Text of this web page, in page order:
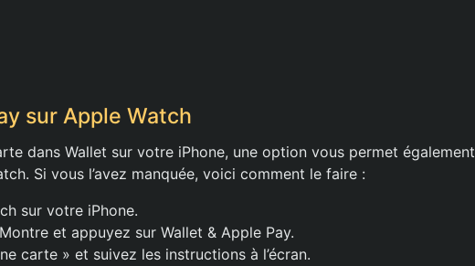
sur Apple Watch
dans Wallet sur votre iPhone, une option vous permet également
Si vous l’avez manquée, voici comment le faire :
sur votre iPhone.
et appuyez sur Wallet & Apple Pay.
carte » et suivez les instructions à l’écran.